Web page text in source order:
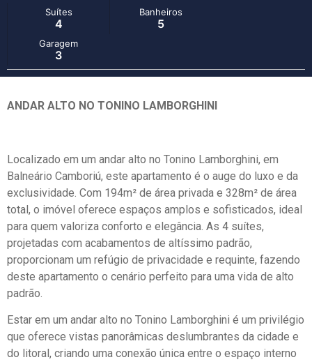
Suítes
4
Banheiros
5
Garagem
3
ANDAR ALTO NO TONINO LAMBORGHINI
Localizado em um andar alto no Tonino Lamborghini, em
Balneário Camboriú, este apartamento é o auge do luxo e da
exclusividade. Com 194m² de área privada e 328m² de área
total, o imóvel oferece espaços amplos e sofisticados, ideal
para quem valoriza conforto e elegância. As 4 suítes,
projetadas com acabamentos de altíssimo padrão,
proporcionam um refúgio de privacidade e requinte, fazendo
deste apartamento o cenário perfeito para uma vida de alto
padrão.
Estar em um andar alto no Tonino Lamborghini é um privilégio
que oferece vistas panorâmicas deslumbrantes da cidade e
do litoral, criando uma conexão única entre o espaço interno